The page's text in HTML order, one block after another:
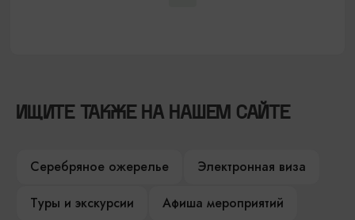
ИЩИТЕ ТАКЖЕ НА НАШЕМ САЙТЕ
Серебряное ожерелье
Электронная виза
Туры и экскурсии
Афиша мероприятий